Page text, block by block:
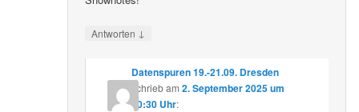
Antworten ↓
Datenspuren 19.-21.09. Dresden
schriebam 2. September 2025 um
10:30 Uhr: